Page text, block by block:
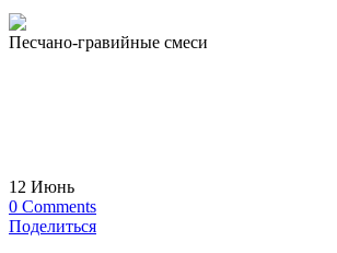
Песчано-гравийные смеси
12 Июнь
0 Comments
Поделиться